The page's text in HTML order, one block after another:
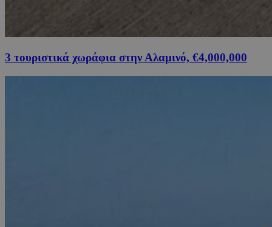
3 τουριστικά χωράφια στην Αλαμινό, €4,000,000